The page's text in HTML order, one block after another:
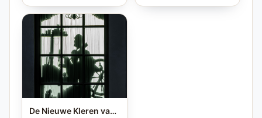
De Nieuwe Kleren van de Keizer